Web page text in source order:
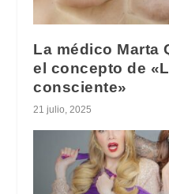
La médico Marta
el concepto de
consciente»
21 julio, 2025